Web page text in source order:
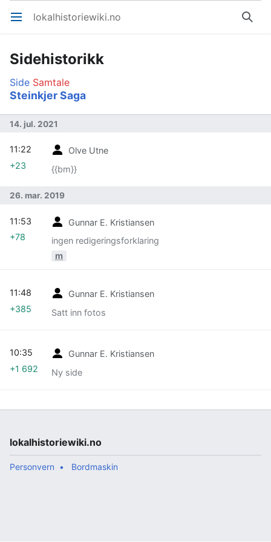
Åpne hovedmenyen lokalhistoriewiki.no Søk
Sidehistorikk
Side Samtale
Steinkjer Saga
14. jul. 2021
Olve Utne
{{bm}}
11:22
+23
26. mar. 2019
Gunnar E. Kristiansen
ingen redigeringsforklaring
m
11:53
+78
Gunnar E. Kristiansen
Satt inn fotos
11:48
+385
Gunnar E. Kristiansen
Ny side
10:35
+1 692
lokalhistoriewiki.no
Personvern Bordmaskin